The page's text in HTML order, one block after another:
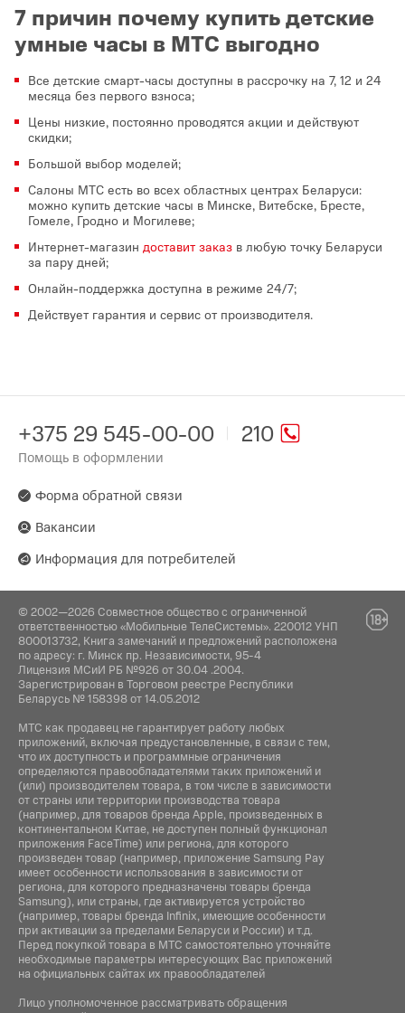
7 причин почему купить детские
умные часы в МТС выгодно
Все детские смарт-часы доступны в рассрочку на 7, 12 и 24
месяца без первого взноса;
Цены низкие, постоянно проводятся акции и действуют
скидки;
Большой выбор моделей;
Салоны МТС есть во всех областных центрах Беларуси:
можно купить детские часы в Минске, Витебске, Бресте,
Гомеле, Гродно и Могилеве;
Интернет-магазин доставит заказ в любую точку Беларуси
за пару дней;
Онлайн-поддержка доступна в режиме 24/7;
Действует гарантия и сервис от производителя.
210
+375 29 545-00-00
Помощь в оформлении
Форма обратной связи
Вакансии
Информация для потребителей
© 2002—2026 Совместное общество с ограниченной
ответственностью «Мобильные ТелеСистемы». 220012 УНП
800013732, Книга замечаний и предложений расположена
по адресу: г. Минск пр. Независимости, 95-4
Лицензия МСиИ РБ №926 от 30.04 .2004.
Зарегистрирован в Торговом реестре Республики
Беларусь № 158398 от 14.05.2012
МТС как продавец не гарантирует работу любых
приложений, включая предустановленные, в связи с тем,
что их доступность и программные ограничения
определяются правообладателями таких приложений и
(или) производителем товара, в том числе в зависимости
от страны или территории производства товара
(например, для товаров бренда Apple, произведенных в
континентальном Китае, не доступен полный функционал
приложения FaceTime) или региона, для которого
произведен товар (например, приложение Samsung Pay
имеет особенности использования в зависимости от
региона, для которого предназначены товары бренда
Samsung), или страны, где активируется устройство
(например, товары бренда Infiniх, имеющие особенности
при активации за пределами Беларуси и России) и т.д.
Перед покупкой товара в МТС самостоятельно уточняйте
необходимые параметры интересующих Вас приложений
на официальных сайтах их правообладателей
Лицо уполномоченное рассматривать обращения